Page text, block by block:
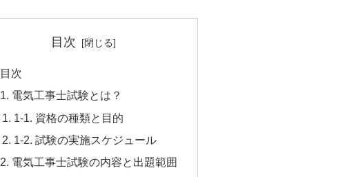
目次
目次
1. 電気工事士試験とは？
1-1. 資格の種類と目的
1-2. 試験の実施スケジュール
2. 電気工事士試験の内容と出題範囲